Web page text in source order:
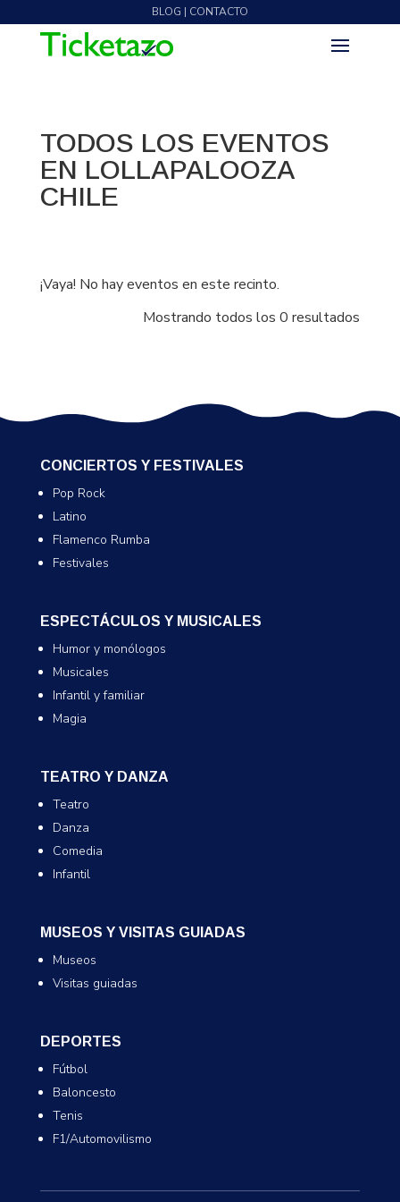
BLOG | CONTACTO
TODOS LOS EVENTOS
EN LOLLAPALOOZA
CHILE
¡Vaya! No hay eventos en este recinto.
Mostrando todos los 0 resultados
CONCIERTOS Y FESTIVALES
Pop Rock
Latino
Flamenco Rumba
Festivales
ESPECTÁCULOS Y MUSICALES
Humor y monólogos
Musicales
Infantil y familiar
Magia
TEATRO Y DANZA
Teatro
Danza
Comedia
Infantil
MUSEOS Y VISITAS GUIADAS
Museos
Visitas guiadas
DEPORTES
Fútbol
Baloncesto
Tenis
F1/Automovilismo